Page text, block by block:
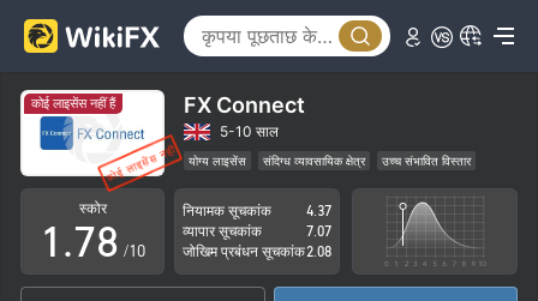
कोई लाइसेंस नहीं हैं FX Connect
5-10 साल
योग्य लाइसेंस संदिग्ध व्यावसायिक क्षेत्र उच्च संभावित विस्तार
स्कोर
0
1
2
.
3
4
5
6
7
8
4
5
6
7
8
9
/10
नियामक सूचकांक
4.37
व्यापार सूचकांक
7.07
जोखिम प्रबंधन सूचकांक2.08